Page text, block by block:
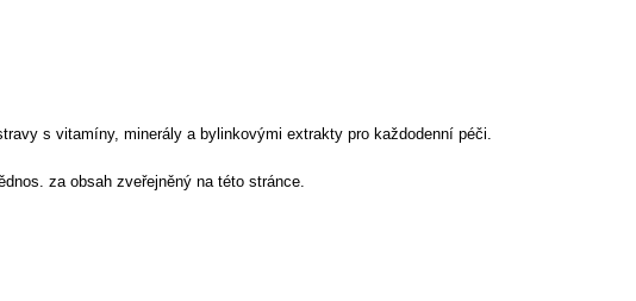
s vitamíny, minerály a bylinkovými extrakty pro každodenní péči.
za obsah zveřejněný na této stránce.